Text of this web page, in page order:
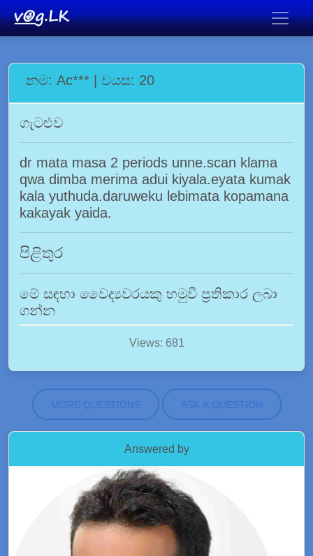
නම: Ac*** | වයස: 20
ගැටළුව
dr mata masa 2 periods unne.scan klama
qwa dimba merima adui kiyala.eyata kumak
kala yuthuda.daruweku lebimata kopamana
kakayak yaida.
පිළිතුර
මේ සඳහා වෛද්‍යවරයකු හමුවී ප්‍රතිකාර ලබා
ගන්න
Views: 681
MORE QUESTIONS ASK A QUESTION
Answered by